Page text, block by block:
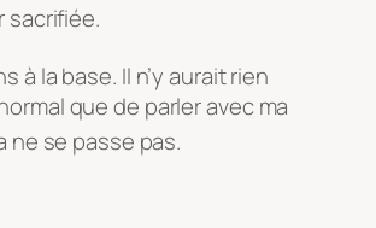
sacrifiée.
à la base. Il n’y aurait rien
que de parler avec ma
ne se passe pas.